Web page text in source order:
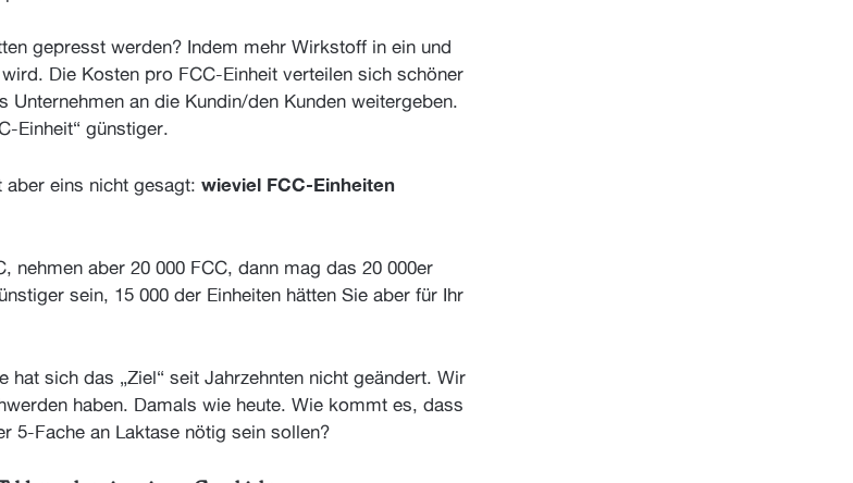
gepresst werden? Indem mehr Wirkstoff in ein und
Die Kosten pro FCC-Einheit verteilen sich schöner
Unternehmen an die Kundin/den Kunden weitergeben.
Einheit“ günstiger.
eins nicht gesagt: wieviel FCC-Einheiten
nehmen aber 20 000 FCC, dann mag das 20 000er
sein, 15 000 der Einheiten hätten Sie aber für Ihr
hat sich das „Ziel“ seit Jahrzehnten nicht geändert. Wir
haben. Damals wie heute. Wie kommt es, dass
5-Fache an Laktase nötig sein sollen?